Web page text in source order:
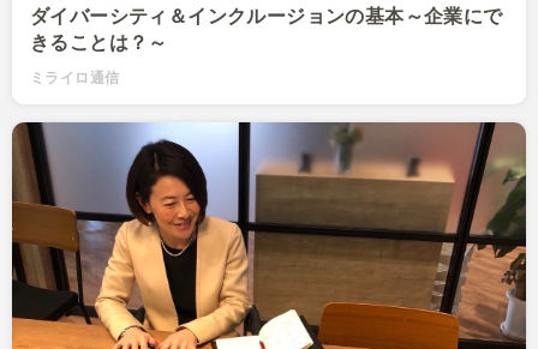
ダイバーシティ＆インクルージョンの基本～企業にで
きることは？～
ミライロ通信